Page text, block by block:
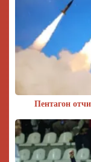
Пентагон